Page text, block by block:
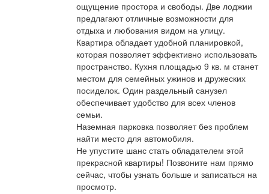
ощущение простора и свободы. Две лоджии
предлагают отличные возможности для
отдыха и любования видом на улицу.
Квартира обладает удобной планировкой,
которая позволяет эффективно использовать
пространство. Кухня площадью 9 кв. м станет
местом для семейных ужинов и дружеских
посиделок. Один раздельный санузел
обеспечивает удобство для всех членов
семьи.
Наземная парковка позволяет без проблем
найти место для автомобиля.
Не упустите шанс стать обладателем этой
прекрасной квартиры! Позвоните нам прямо
сейчас, чтобы узнать больше и записаться на
просмотр.